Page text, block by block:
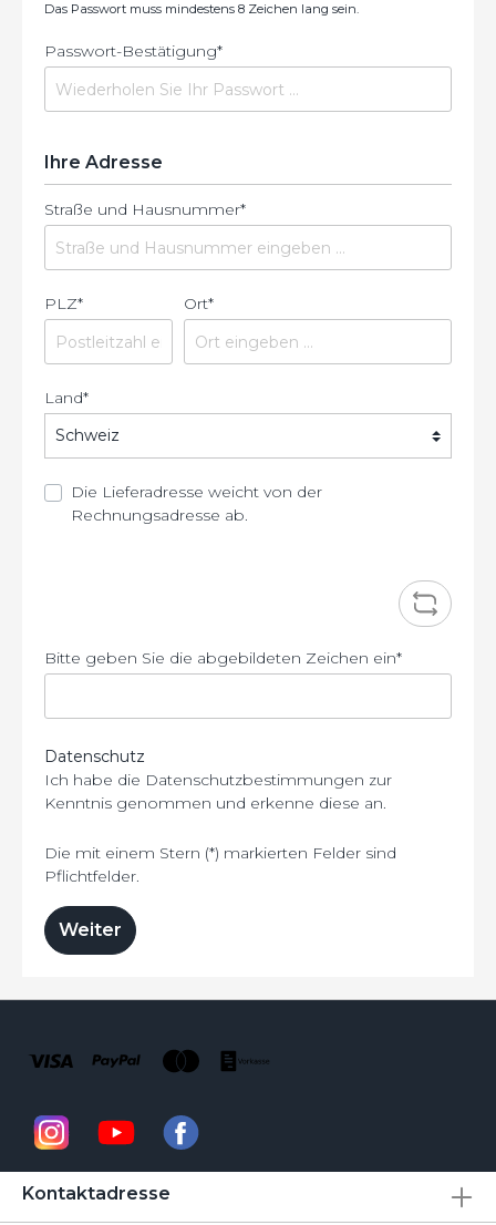
Das Passwort muss mindestens 8 Zeichen lang sein.
Passwort-Bestätigung*
Ihre Adresse
Straße und Hausnummer*
PLZ* Ort*
Land*
Die Lieferadresse weicht von der
Rechnungsadresse ab.
Bitte geben Sie die abgebildeten Zeichen ein*
Datenschutz
Ich habe die Datenschutzbestimmungen zur
Kenntnis genommen und erkenne diese an.
Die mit einem Stern (*) markierten Felder sind
Pflichtfelder.
Weiter
Kontaktadresse